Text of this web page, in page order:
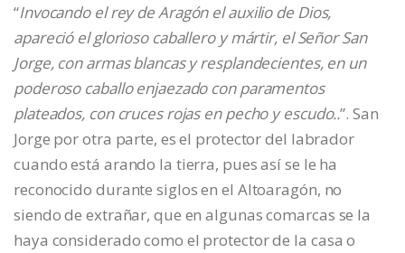
“Invocando el rey de Aragón el auxilio de Dios,
apareció el glorioso caballero y mártir, el Señor San
Jorge, con armas blancas y resplandecientes, en un
poderoso caballo enjaezado con paramentos
plateados, con cruces rojas en pecho y escudo..”. San
Jorge por otra parte, es el protector del labrador
cuando está arando la tierra, pues así se le ha
reconocido durante siglos en el Altoaragón, no
siendo de extrañar, que en algunas comarcas se la
haya considerado como el protector de la casa o